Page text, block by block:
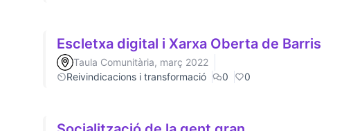
Escletxa digital i Xarxa Oberta de Barris
Taula Comunitària, març 2022
Reivindicacions i transformació
0 0